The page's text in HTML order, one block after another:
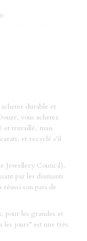
durable et
vous achetez
et travaillé, mais
et recyclé s’il
Jewellery Council),
par les diamants
réussi son pari de
pour les grandes et
les jours” est une très